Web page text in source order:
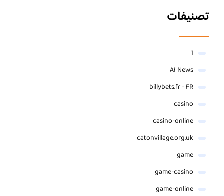
تصنيفات
1
AI News
billybets.fr - FR
casino
casino-online
catonvillage.org.uk
game
game-casino
game-online